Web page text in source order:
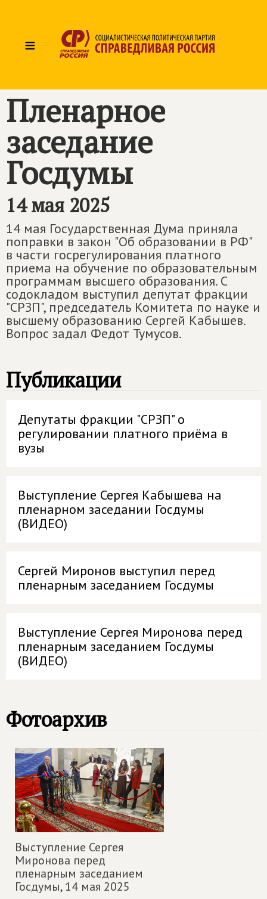
≡
Пленарное
заседание
Госдумы
14 мая 2025
14 мая Государственная Дума приняла
поправки в закон "Об образовании в РФ"
в части госрегулирования платного
приема на обучение по образовательным
программам высшего образования. С
содокладом выступил депутат фракции
"СРЗП", председатель Комитета по науке и
высшему образованию Сергей Кабышев.
Вопрос задал Федот Тумусов.
Публикации
Депутаты фракции "СРЗП" о
регулировании платного приёма в
вузы
Выступление Сергея Кабышева на
пленарном заседании Госдумы
(ВИДЕО)
Сергей Миронов выступил перед
пленарным заседанием Госдумы
Выступление Сергея Миронова перед
пленарным заседанием Госдумы
(ВИДЕО)
Фотоархив
Выступление Сергея
Миронова перед
пленарным заседанием
Госдумы,14 мая 2025